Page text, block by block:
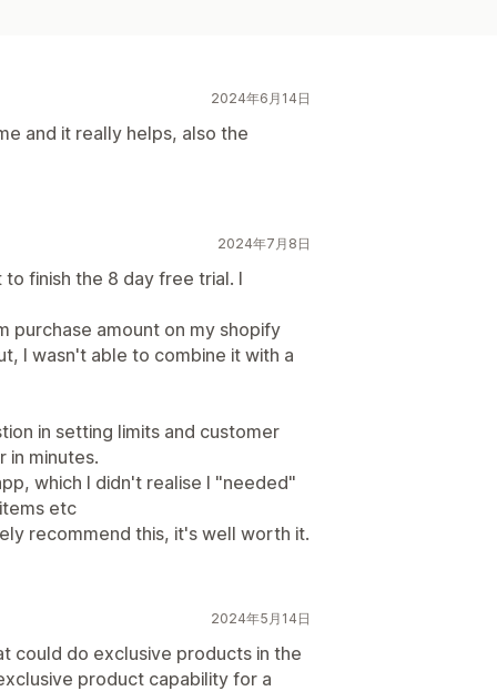
2024年6月14日
and it really helps, also the
2024年7月8日
finish the 8 day free trial. I
purchase amount on my shopify
I wasn't able to combine it with a
in setting limits and customer
in minutes.
which I didn't realise I "needed"
etc
recommend this, it's well worth it.
2024年5月14日
could do exclusive products in the
product capability for a